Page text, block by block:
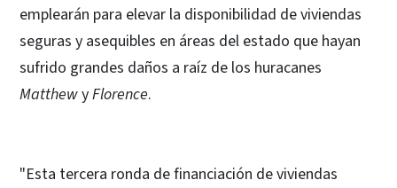
emplearán para elevar la disponibilidad de viviendas
seguras y asequibles en áreas del estado que hayan
sufrido grandes daños a raíz de los huracanes
MatthewyFlorence.
"Esta tercera ronda de financiación de viviendas